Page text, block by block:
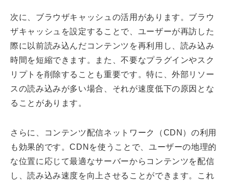
次に、ブラウザキャッシュの活用があります。ブラウ
ザキャッシュを設定することで、ユーザーが再訪した
際に以前読み込んだコンテンツを再利用し、読み込み
時間を短縮できます。また、不要なプラグインやスク
リプトを削除することも重要です。特に、外部リソー
スの読み込みが多い場合、それが速度低下の原因とな
ることがあります。
さらに、コンテンツ配信ネットワーク（CDN）の利用
も効果的です。CDNを使うことで、ユーザーの地理的
な位置に応じて最適なサーバーからコンテンツを配信
し、読み込み速度を向上させることができます。これ